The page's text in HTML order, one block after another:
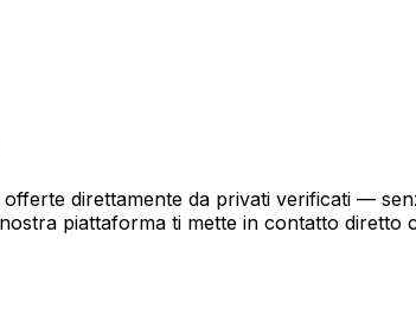
direttamente da privati verificati —
piattaforma ti mette in contatto diretto